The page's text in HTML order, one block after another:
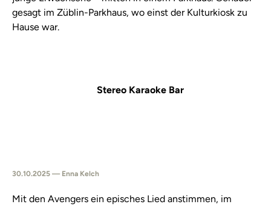
gesagt im Züblin-Parkhaus, wo einst der Kulturkiosk zu
Hause war.
Stereo Karaoke Bar
30.10.2025 — Enna Kelch
Mit den Avengers ein episches Lied anstimmen, im